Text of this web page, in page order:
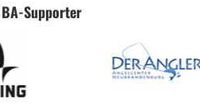
BA-Supporter